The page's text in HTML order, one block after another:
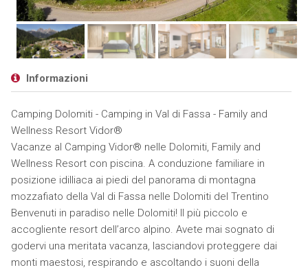
Informazioni
Camping Dolomiti - Camping in Val di Fassa - Family and
Wellness Resort Vidor®
Vacanze al Camping Vidor® nelle Dolomiti, Family and
Wellness Resort con piscina. A conduzione familiare in
posizione idilliaca ai piedi del panorama di montagna
mozzafiato della Val di Fassa nelle Dolomiti del Trentino
Benvenuti in paradiso nelle Dolomiti! Il più piccolo e
accogliente resort dell’arco alpino. Avete mai sognato di
godervi una meritata vacanza, lasciandovi proteggere dai
monti maestosi, respirando e ascoltando i suoni della